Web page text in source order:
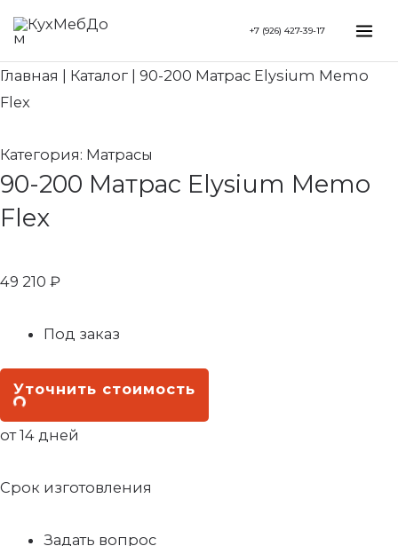
Перейти
содержимому
+7 (926) 427-39-17
Главная Каталог
90-200 Матрас Elysium Memo
Flex
Категория: Матрасы
90-200 Матрас Elysium Memo
Flex
49 210 ₽
Под заказ
Уточнить стоимость
от 14 дней
Срок изготовления
Задать вопрос
Search...